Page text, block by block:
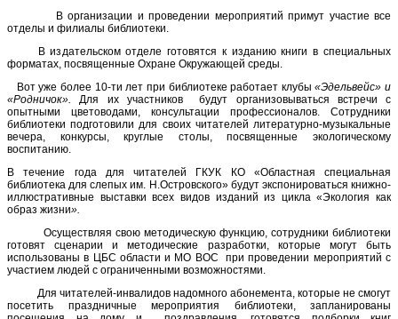
В организации и проведении мероприятий примут участие все
отделы и филиалы библиотеки.
В издательском отделе готовятся к изданию книги в специальных
форматах, посвященные Охране Окружающей среды.
Вот уже более 10-ти лет при библиотеке работает клубы«Эдельвейс» и
«Родничок».
Для их участников будут организовываться встречи с
опытными цветоводами, консультации профессионалов. Сотрудники
библиотеки подготовили для своих читателей литературно-музыкальные
вечера, конкурсы, круглые столы, посвященные экологическому
воспитанию.
В течение года для читателей ГКУК КО «Областная специальная
библиотека для слепых им. Н.Островского» будут экспонироваться книжно-
иллюстративные выставки всех видов изданий из цикла «Экология как
образ жизни».
Осуществляя свою методическую функцию, сотрудники библиотеки
готовят сценарии и методические разработки, которые могут быть
использованы в ЦБС области и МО ВОС при проведении мероприятий с
участием людей с ограниченными возможностями.
Для читателей-инвалидов надомного абонемента, которые не смогут
посетить праздничные мероприятия библиотеки, запланированы